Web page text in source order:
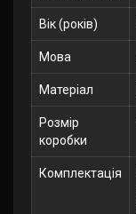
Вік (років)
Мова
Матеріал
Розмір
коробки
Комплектація